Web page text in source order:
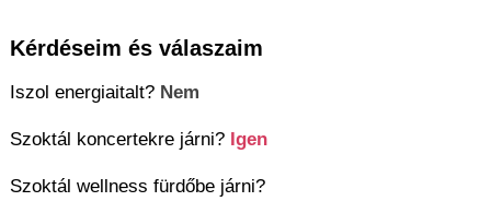
Kérdéseim és válaszaim
Iszol energiaitalt? Nem
Szoktál koncertekre járni? Igen
Szoktál wellness fürdőbe járni?